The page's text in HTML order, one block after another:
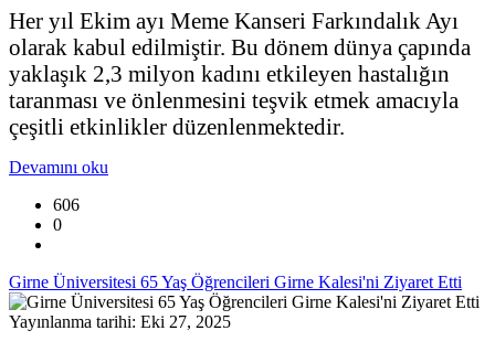
Her yıl Ekim ayı Meme Kanseri Farkındalık Ayı
olarak kabul edilmiştir. Bu dönem dünya çapında
yaklaşık 2,3 milyon kadını etkileyen hastalığın
taranması ve önlenmesini teşvik etmek amacıyla
çeşitli etkinlikler düzenlenmektedir.
Devamını oku
606
0
Girne Üniversitesi 65 Yaş Öğrencileri Girne Kalesi'ni Ziyaret Etti
Yayınlanma tarihi: Eki 27, 2025